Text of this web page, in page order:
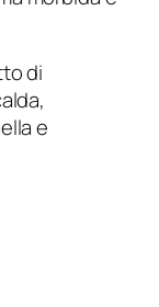
di
e